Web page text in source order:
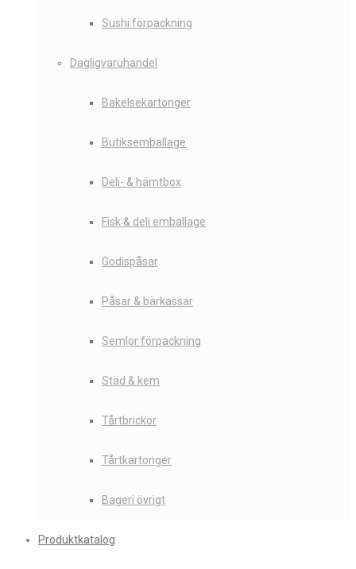
Sushi förpackning
Dagligvaruhandel
Bakelsekartonger
Butiksemballage
Deli- & hämtbox
Fisk & deli emballage
Godispåsar
Påsar & bärkassar
Semlor förpackning
Städ & kem
Tårtbrickor
Tårtkartonger
Bageri övrigt
Produktkatalog